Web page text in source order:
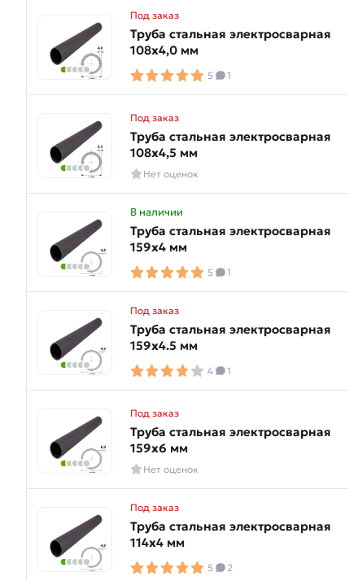
Под заказ
Труба стальная электросварная
108х4,0 мм
5 1
Под заказ
Труба стальная электросварная
108х4,5 мм
Нет оценок
В наличии
Труба стальная электросварная
159х4 мм
5 1
Под заказ
Труба стальная электросварная
159х4.5 мм
4 1
Под заказ
Труба стальная электросварная
159х6 мм
Нет оценок
Под заказ
Труба стальная электросварная
114х4 мм
5 2